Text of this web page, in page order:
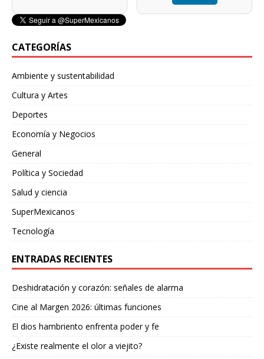
CATEGORÍAS
Ambiente y sustentabilidad
Cultura y Artes
Deportes
Economía y Negocios
General
Política y Sociedad
Salud y ciencia
SuperMexicanos
Tecnología
ENTRADAS RECIENTES
Deshidratación y corazón: señales de alarma
Cine al Margen 2026: últimas funciones
El dios hambriento enfrenta poder y fe
¿Existe realmente el olor a viejito?